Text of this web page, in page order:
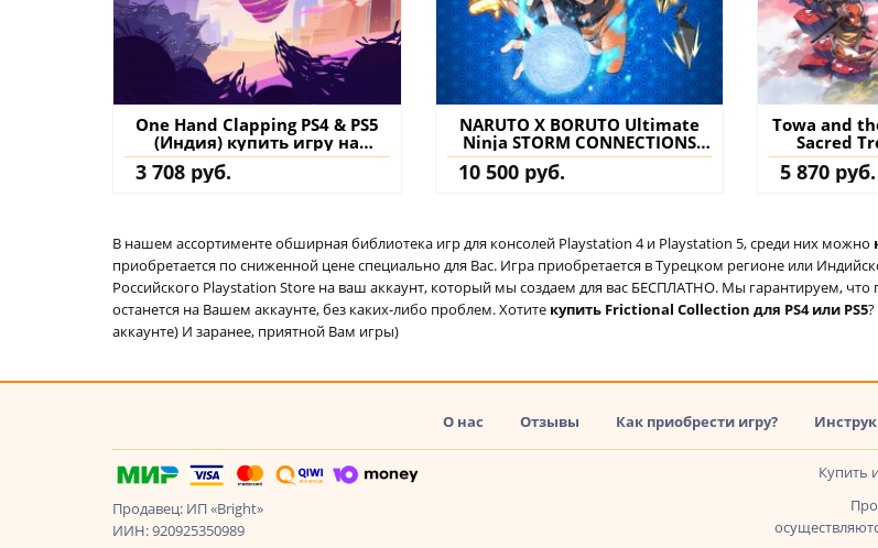
One Hand Clapping PS4 & PS5
(Индия) купить игру на
аккаунт
3 708 руб.
NARUTO X BORUTO Ultimate
Ninja STORM CONNECTIONS
Deluxe Edition PS4 & PS5
(Турция) купить игру на
10 500 руб.
Towa and
Sacred
купить
5 870 руб.
В нашем ассортименте обширная библиотека игр для консолей Playstation 4 и Playstation 5, среди них можно
приобретается по сниженной цене специально для Вас. Игра приобретается в Турецком регионе или
Российского Playstation Store на ваш аккаунт, который мы создаем для вас БЕСПЛАТНО. Мы гарантируем, что
останется на Вашем аккаунте, без каких-либо проблем. Хотите купить Frictional Collection для PS4 или PS5
аккаунте) И заранее, приятной Вам игры)
О нас Отзывы Как приобрести игру?
Продавец: ИП «Bright»
ИИН: 920925350989
Купить